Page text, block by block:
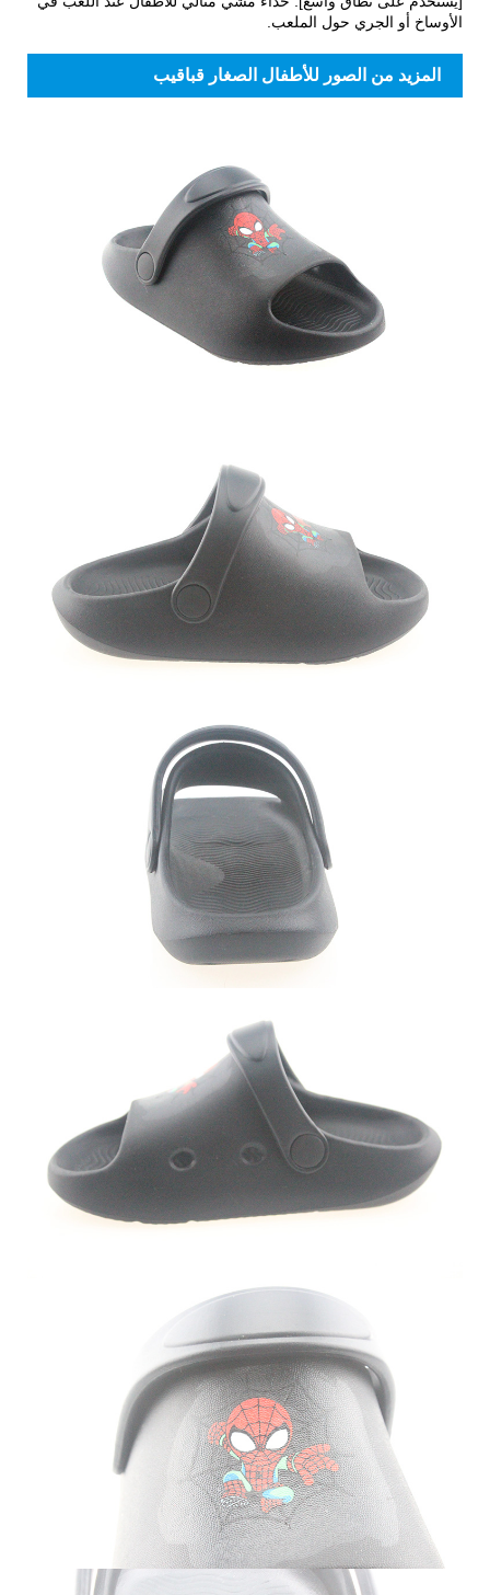
الأوساخ أو الجري حول الملعب.
المزيد من الصور للأطفال الصغار قباقيب